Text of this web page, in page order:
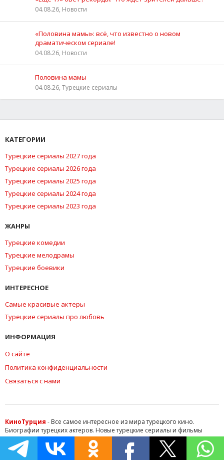
04.08.26, Новости
«Половина мамы»: всё, что известно о новом
драматическом сериале!
04.08.26, Новости
Половина мамы
04.08.26, Турецкие сериалы
КАТЕГОРИИ
Турецкие сериалы 2027 года
Турецкие сериалы 2026 года
Турецкие сериалы 2025 года
Турецкие сериалы 2024 года
Турецкие сериалы 2023 года
ЖАНРЫ
Турецкие комедии
Турецкие мелодрамы
Турецкие боевики
ИНТЕРЕСНОЕ
Самые красивые актеры
Турецкие сериалы про любовь
ИНФОРМАЦИЯ
О сайте
Политика конфиденциальности
Связаться с нами
КиноТурция - Все самое интересное из мира турецкого кино.
Биографии турецких актеров. Новые турецкие сериалы и фильмы